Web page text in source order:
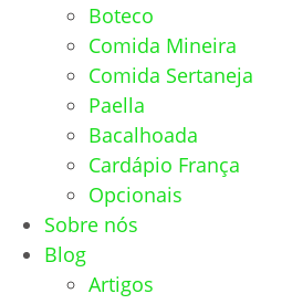
Boteco
Comida Mineira
Comida Sertaneja
Paella
Bacalhoada
Cardápio França
Opcionais
Sobre nós
Blog
Artigos